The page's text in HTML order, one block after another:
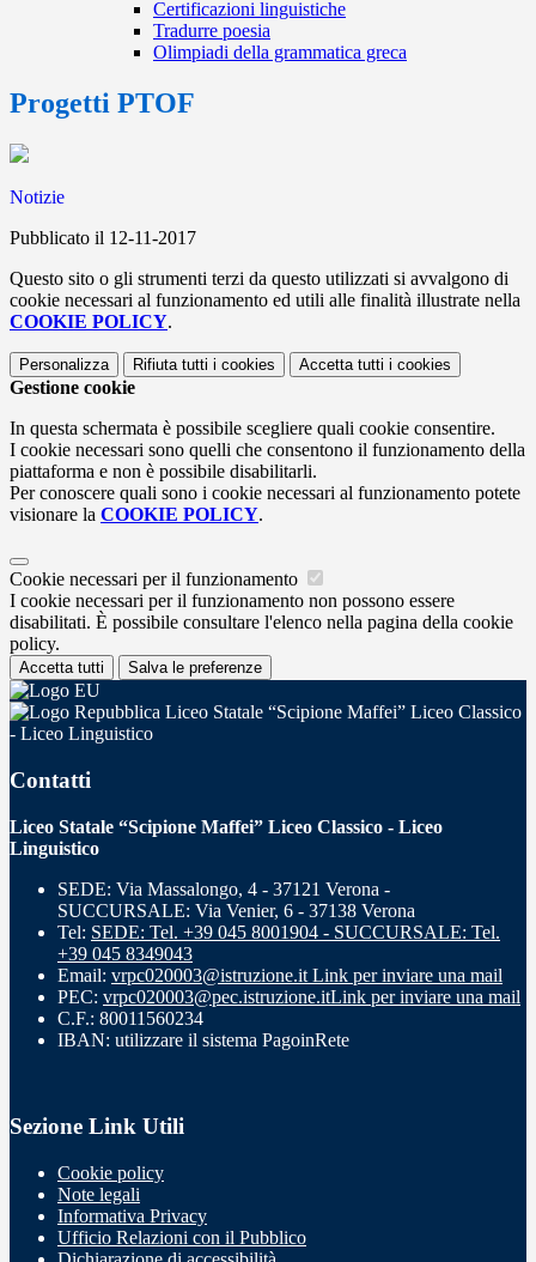
Certificazioni linguistiche
Tradurre poesia
Olimpiadi della grammatica greca
Progetti PTOF
Notizie
Pubblicato il 12-11-2017
Questo sito o gli strumenti terzi da questo utilizzati si avvalgono di
cookie necessari al funzionamento ed utili alle finalità illustrate nella
COOKIE POLICY.
Personalizza Rifiuta tutti i cookies Accetta tutti i cookies
Gestione cookie
In questa schermata è possibile scegliere quali cookie consentire.
I cookie necessari sono quelli che consentono il funzionamento della
piattaforma e non è possibile disabilitarli.
Per conoscere quali sono i cookie necessari al funzionamento potete
visionare la COOKIE POLICY.
Cookie necessari per il funzionamento
I cookie necessari per il funzionamento non possono essere
disabilitati. È possibile consultare l'elenco nella pagina della cookie
policy.
Accetta tutti Salva le preferenze
Liceo Statale “Scipione Maffei” Liceo Classico
- Liceo Linguistico
Contatti
Liceo Statale “Scipione Maffei” Liceo Classico - Liceo
Linguistico
SEDE: Via Massalongo, 4 - 37121 Verona -
SUCCURSALE: Via Venier, 6 - 37138 Verona
Tel: SEDE: Tel. +39 045 8001904 - SUCCURSALE: Tel.
+39 045 8349043
Email: vrpc020003@istruzione.it Link per inviare una mail
PEC: vrpc020003@pec.istruzione.itLink per inviare una mail
C.F.: 80011560234
IBAN: utilizzare il sistema PagoinRete
Sezione Link Utili
Cookie policy
Note legali
Informativa Privacy
Ufficio Relazioni con il Pubblico